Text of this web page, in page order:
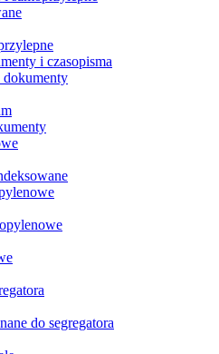
i czasopisma
do segregatora